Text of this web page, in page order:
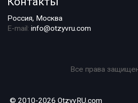
Россия, Москва
E-mail: info@otzyvru.com
Все права
© 2010-2026 OtzyvRU.com